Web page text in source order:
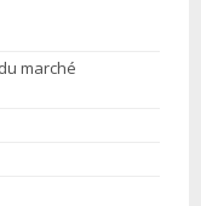
marché